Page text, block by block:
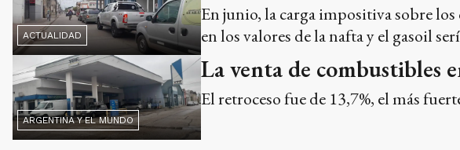
ACTUALIDAD
En junio, la carga impositiva sobre los
en los valores de la nafta y el gasoil
ARGENTINA Y EL MUNDO
La venta de combustibles
El retroceso fue de 13,7%, el más